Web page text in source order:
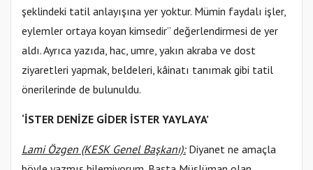
şeklindeki tatil anlayışına yer yoktur. Mümin faydalı işler,
eylemler ortaya koyan kimsedir” değerlendirmesi de yer
aldı. Ayrıca yazıda, hac, umre, yakın akraba ve dost
ziyaretleri yapmak, beldeleri, kâinatı tanımak gibi tatil
önerilerinde de bulunuldu.
‘İSTER DENİZE GİDER İSTER YAYLAYA’
Lami Özgen (KESK Genel Başkanı):Diyanet ne amaçla